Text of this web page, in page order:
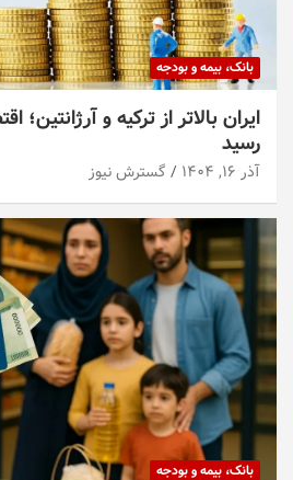
بانک، بیمه و بودجه
ایران بالاتر از ترکیه و
رسید
آذر ۱۶, ۱۴۰۴ گسترش نیوز
بانک، بیمه و بودجه